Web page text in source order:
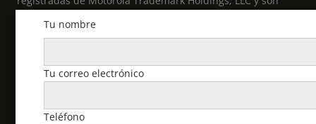
comerciales pertenecen a sus respectivos propietarios. ©
Cuenta
Tu nombre
Tu correo electrónico
Teléfono